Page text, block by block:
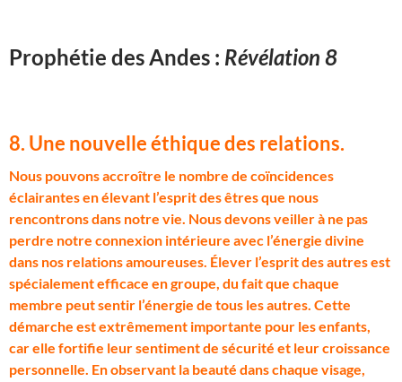
Prophétie des Andes : Révélation 8
8. Une nouvelle éthique des relations.
Nous pouvons accroître le nombre de coïncidences
éclairantes en élevant l’esprit des êtres que nous
rencontrons dans notre vie. Nous devons veiller à ne pas
perdre notre connexion intérieure avec l’énergie divine
dans nos relations amoureuses. Élever l’esprit des autres est
spécialement efficace en groupe, du fait que chaque
membre peut sentir l’énergie de tous les autres. Cette
démarche est extrêmement importante pour les enfants,
car elle fortifie leur sentiment de sécurité et leur croissance
personnelle. En observant la beauté dans chaque visage,